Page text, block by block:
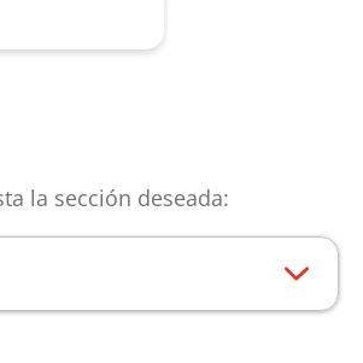
la sección deseada: